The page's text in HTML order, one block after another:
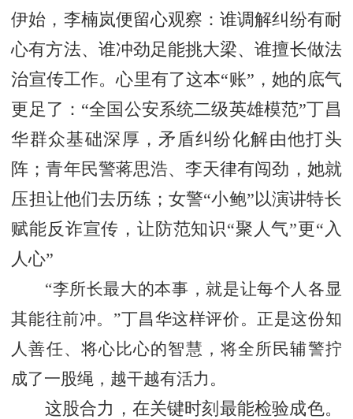
伊始，李楠岚便留心观察：谁调解纠纷有耐
心有方法、谁冲劲足能挑大梁、谁擅长做法
治宣传工作。心里有了这本“账”，她的底气
更足了：“全国公安系统二级英雄模范”丁昌
华群众基础深厚，矛盾纠纷化解由他打头
阵；青年民警蒋思浩、李天律有闯劲，她就
压担让他们去历练；女警“小鲍”以演讲特长
赋能反诈宣传，让防范知识“聚人气”更“入
人心”
“李所长最大的本事，就是让每个人各显
其能往前冲。”丁昌华这样评价。正是这份知
人善任、将心比心的智慧，将全所民辅警拧
成了一股绳，越干越有活力。
这股合力，在关键时刻最能检验成色。